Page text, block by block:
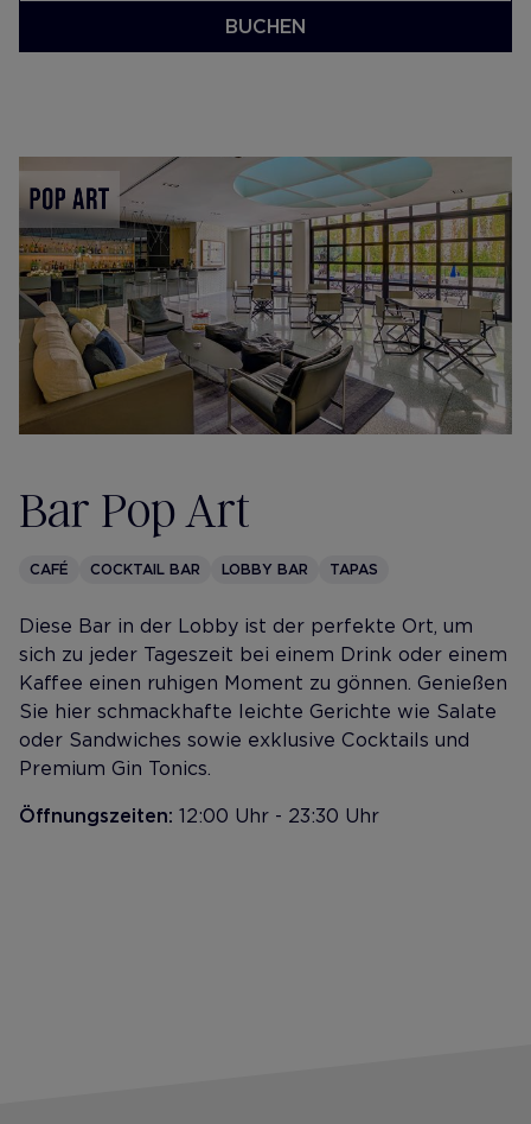
BUCHEN
Bar Pop Art
CAFÉ COCKTAIL BAR LOBBY BAR TAPAS
Diese Bar in der Lobby ist der perfekte Ort, um
sich zu jeder Tageszeit bei einem Drink oder einem
Kaffee einen ruhigen Moment zu gönnen. Genießen
Sie hier schmackhafte leichte Gerichte wie Salate
oder Sandwiches sowie exklusive Cocktails und
Premium Gin Tonics.
Öffnungszeiten: 12:00 Uhr - 23:30 Uhr